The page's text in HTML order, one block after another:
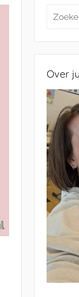
Zoeken
Over